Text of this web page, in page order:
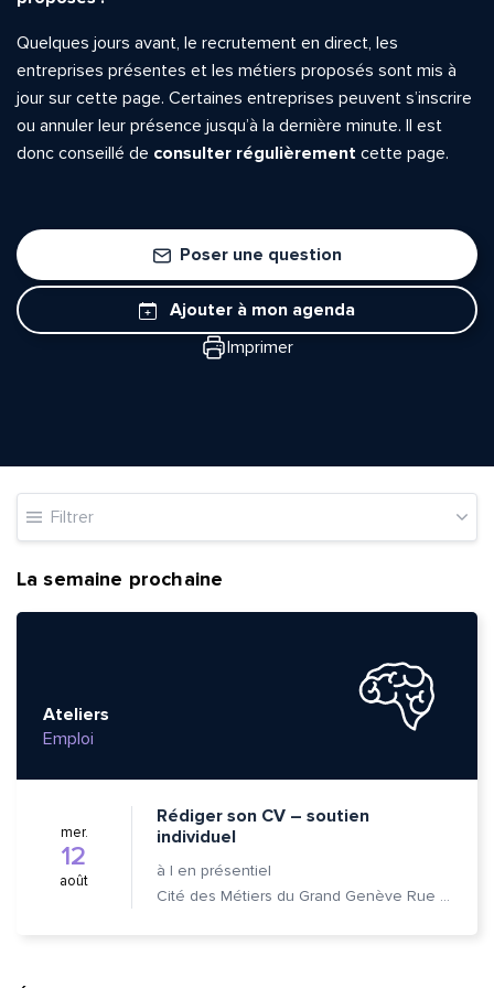
Quelques jours avant, le recrutement en direct, les
entreprises présentes et les métiers proposés sont mis à
jour sur cette page. Certaines entreprises peuvent s’inscrire
ou annuler leur présence jusqu’à la dernière minute. Il est
donc conseillé de consulter régulièrement cette page.
Poser une question
Ajouter à mon agenda
Imprimer
Filtrer
La semaine prochaine
Ateliers
Emploi
mer.
12
août
Rédiger son CV – soutien
individuel
à | en présentiel
Cité des Métiers du Grand Genève Rue Prévost-Martin 6 1205 Genève